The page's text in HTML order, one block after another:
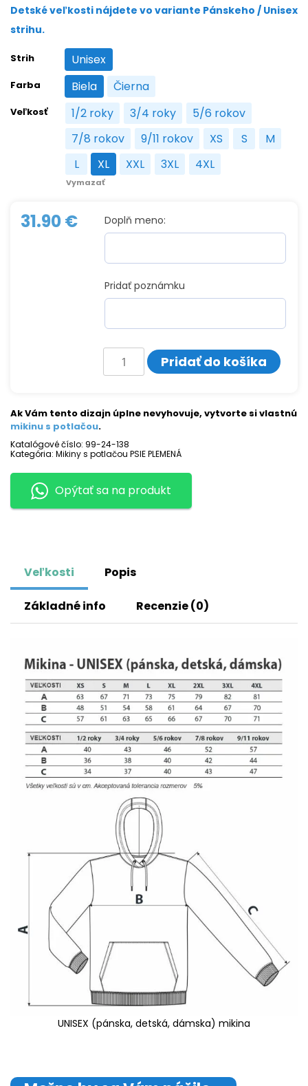
Detské veľkosti nájdete vo variante Pánskeho / Unisex
strihu.
Strih Unisex
Unisex
Farba Biela
Biela Čierna
Čierna
Veľkosť 1/2 roky
1/2 roky 3/4 roky
3/4 roky 5/6 rokov
5/6 rokov
7/8 rokov
7/8 rokov9/11 rokov
9/11 rokovXS
XS S
S M
M
LL XL
XL XXL
XXL 3XL
3XL 4XL
4XL
Vymazať
31.90€ Doplň meno:
Pridať poznámku
množstvo
Mikina
s
Pridať do košíka
Ak Vám tento dizajn úplne nevyhovuje, vytvorte si vlastnú
mikinu s potlačou.
Katalógové číslo: 99-24-138
Kategória: Mikiny s potlačou PSIE PLEMENÁ
Opýtať sa na produkt
Veľkosti Popis
Základné info Recenzie (0)
UNISEX (pánska, detská, dámska) mikina